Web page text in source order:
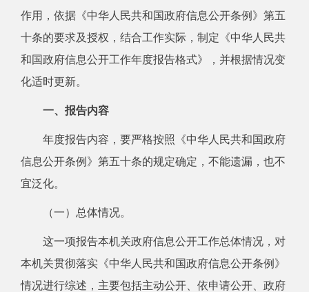
作用，依据《中华人民共和国政府信息公开条例》第五
十条的要求及授权，结合工作实际，制定《中华人民共
和国政府信息公开工作年度报告格式》，并根据情况变
化适时更新。
一、报告内容
年度报告内容，要严格按照《中华人民共和国政府
信息公开条例》第五十条的规定确定，不能遗漏，也不
宜泛化。
（一）总体情况。
这一项报告本机关政府信息公开工作总体情况，对
本机关贯彻落实《中华人民共和国政府信息公开条例》
情况进行综述，主要包括主动公开、依申请公开、政府